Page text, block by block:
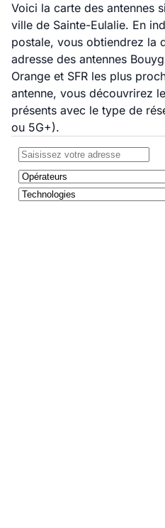
Voici la carte des antennes
ville de Sainte-Eulalie. En
postale, vous obtiendrez la
adresse des antennes
Orange et SFR les plus
antenne, vous découvrirez
présents avec le type de
ou 5G+).